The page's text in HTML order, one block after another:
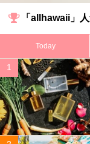
「allhawaii」
Today